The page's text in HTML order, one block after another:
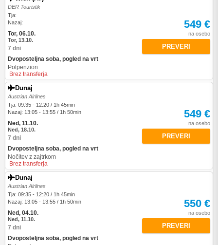
DER Touristik
Tja:
Nazaj:
Tor, 06.10.
Tor, 13.10.
7 dni
Dvoposteljna soba, pogled na vrt
Polpenzion
Brez transferja
549 €
na osebo
PREVERI
Dunaj
Austrian Airlines
Tja: 09:35 - 12:20 / 1h 45min
Nazaj: 13:05 - 13:55 / 1h 50min
Ned, 11.10.
Ned, 18.10.
7 dni
Dvoposteljna soba, pogled na vrt
Nočitev z zajtrkom
Brez transferja
549 €
na osebo
PREVERI
Dunaj
Austrian Airlines
Tja: 09:35 - 12:20 / 1h 45min
Nazaj: 13:05 - 13:55 / 1h 50min
Ned, 04.10.
Ned, 11.10.
7 dni
Dvoposteljna soba, pogled na vrt
550 €
na osebo
PREVERI